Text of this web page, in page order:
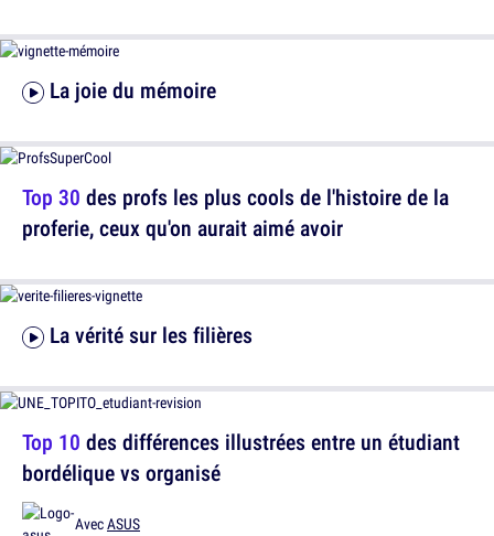
La vérité sur les filières
La joie du mémoire
Top 30 des profs les plus cools de l'histoire de la
proferie, ceux qu'on aurait aimé avoir
Top 10 des différences illustrées entre un étudiant
bordélique vs organisé
AvecASUS